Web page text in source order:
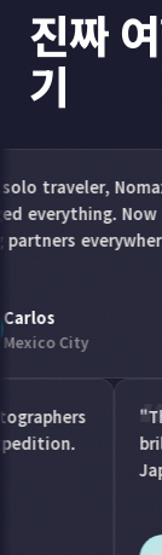
진짜
기
have
I
"The
Bali
with
a Sahara Desert
experience!"